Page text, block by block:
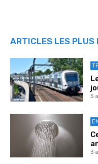
ARTICLES LES PLUS
5
3